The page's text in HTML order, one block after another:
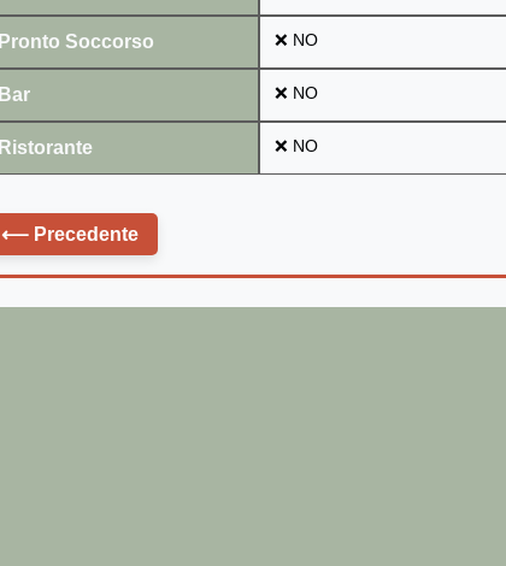
Pronto Soccorso ❌ NO
Bar ❌ NO
Ristorante ❌ NO
⟵ Precedente